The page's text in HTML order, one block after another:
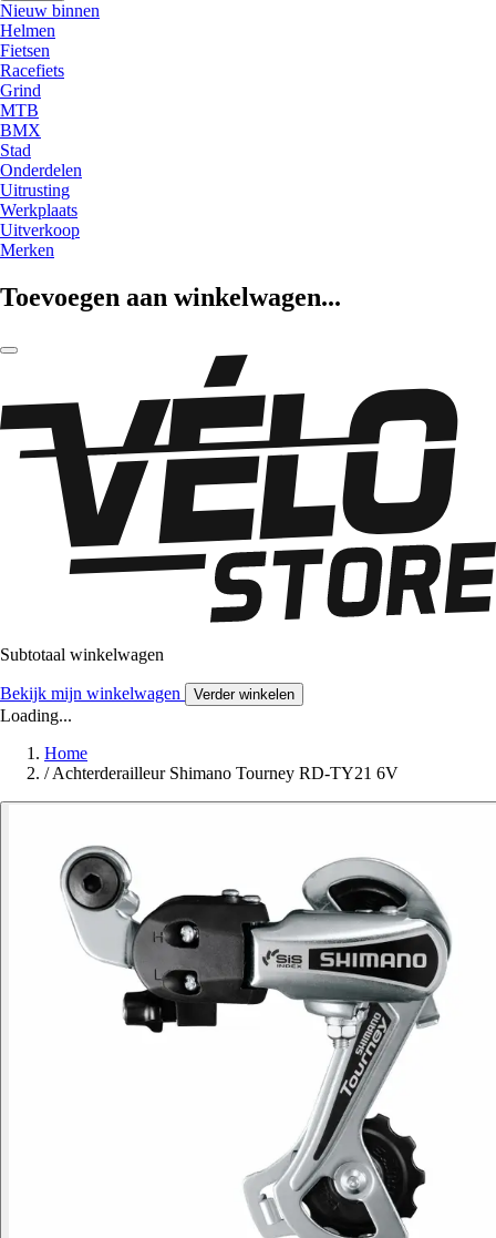
Nieuw binnen
Helmen
Fietsen
Racefiets
Grind
MTB
BMX
Stad
Onderdelen
Uitrusting
Werkplaats
Uitverkoop
Merken
Toevoegen aan winkelwagen...
Subtotaal winkelwagen
Bekijk mijn winkelwagen Verder winkelen
Loading...
Home
/Achterderailleur Shimano Tourney RD-TY21 6V